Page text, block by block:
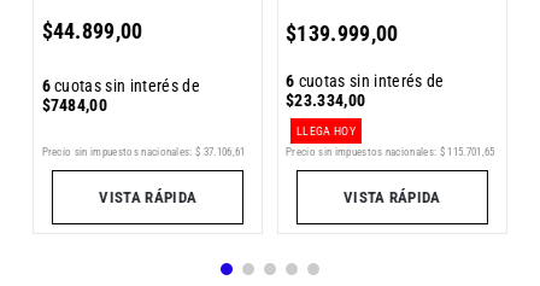
$44.899,00
6cuotas sin interés de
$7484,00
Precio sin impuestos nacionales: $ 37.106,61
VISTA RÁPIDA
$139.999,00
6 cuotas sin interés de
$23.334,00
LLEGA HOY
Precio sin impuestos nacionales: $ 115.701 ,65
VISTA RÁPIDA